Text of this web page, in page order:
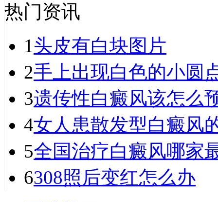
热门资讯
1头皮有白块图片
2手上出现白色的小圆
3遗传性白癜风该怎么
4女人患散发型白癜风
5全国治疗白癜风哪家
6308照后变红怎么办